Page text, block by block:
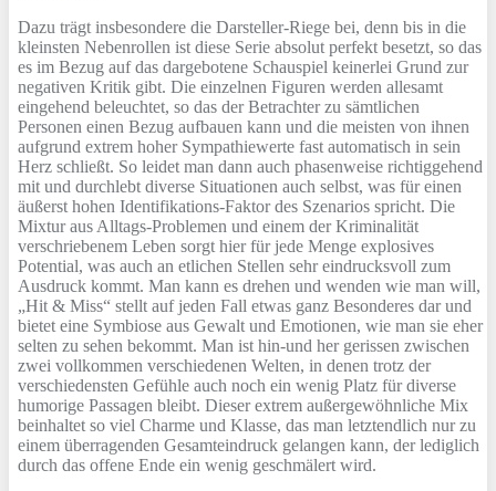
Dazu trägt insbesondere die Darsteller-Riege bei, denn bis in die
kleinsten Nebenrollen ist diese Serie absolut perfekt besetzt, so das
es im Bezug auf das dargebotene Schauspiel keinerlei Grund zur
negativen Kritik gibt. Die einzelnen Figuren werden allesamt
eingehend beleuchtet, so das der Betrachter zu sämtlichen
Personen einen Bezug aufbauen kann und die meisten von ihnen
aufgrund extrem hoher Sympathiewerte fast automatisch in sein
Herz schließt. So leidet man dann auch phasenweise richtiggehend
mit und durchlebt diverse Situationen auch selbst, was für einen
äußerst hohen Identifikations-Faktor des Szenarios spricht. Die
Mixtur aus Alltags-Problemen und einem der Kriminalität
verschriebenem Leben sorgt hier für jede Menge explosives
Potential, was auch an etlichen Stellen sehr eindrucksvoll zum
Ausdruck kommt. Man kann es drehen und wenden wie man will,
„Hit & Miss“ stellt auf jeden Fall etwas ganz Besonderes dar und
bietet eine Symbiose aus Gewalt und Emotionen, wie man sie eher
selten zu sehen bekommt. Man ist hin-und her gerissen zwischen
zwei vollkommen verschiedenen Welten, in denen trotz der
verschiedensten Gefühle auch noch ein wenig Platz für diverse
humorige Passagen bleibt. Dieser extrem außergewöhnliche Mix
beinhaltet so viel Charme und Klasse, das man letztendlich nur zu
einem überragenden Gesamteindruck gelangen kann, der lediglich
durch das offene Ende ein wenig geschmälert wird.